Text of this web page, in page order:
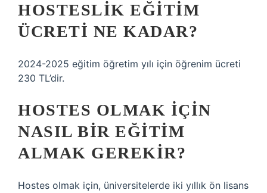
HOSTESLIK EĞITIM
ÜCRETI NE KADAR?
2024-2025 eğitim öğretim yılı için öğrenim ücreti
230 TL’dir.
HOSTES OLMAK IÇIN
NASIL BIR EĞITIM
ALMAK GEREKIR?
Hostes olmak için, üniversitelerde iki yıllık ön lisans